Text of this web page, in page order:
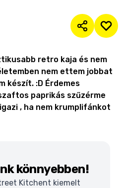
retro kaja és nem
nem ettem jobbat
készít. :D Érdemes
paprikás szűzérme
, ha nem krumplifánkot
könnyebben!
Kitchent kiemelt